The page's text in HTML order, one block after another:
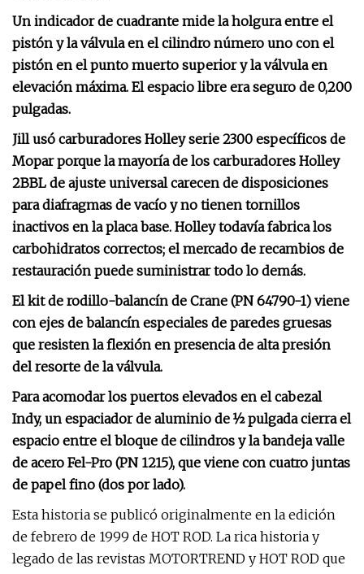
Un indicador de cuadrante mide la holgura entre el
pistón y la válvula en el cilindro número uno con el
pistón en el punto muerto superior y la válvula en
elevación máxima. El espacio libre era seguro de 0,200
pulgadas.
Jill usó carburadores Holley serie 2300 específicos de
Mopar porque la mayoría de los carburadores Holley
2BBL de ajuste universal carecen de disposiciones
para diafragmas de vacío y no tienen tornillos
inactivos en la placa base. Holley todavía fabrica los
carbohidratos correctos; el mercado de recambios de
restauración puede suministrar todo lo demás.
El kit de rodillo-balancín de Crane (PN 64790-1) viene
con ejes de balancín especiales de paredes gruesas
que resisten la flexión en presencia de alta presión
del resorte de la válvula.
Para acomodar los puertos elevados en el cabezal
Indy, un espaciador de aluminio de ½ pulgada cierra el
espacio entre el bloque de cilindros y la bandeja valle
de acero Fel-Pro (PN 1215), que viene con cuatro juntas
de papel fino (dos por lado).
Esta historia se publicó originalmente en la edición
de febrero de 1999 de HOT ROD. La rica historia y
legado de las revistas MOTORTREND y HOT ROD que